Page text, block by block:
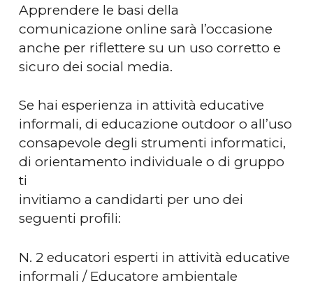
Apprendere le basi della
comunicazione online sarà l’occasione
anche per riflettere su un uso corretto e
sicuro dei social media.
Se hai esperienza in attività educative
informali, di educazione outdoor o all’uso
consapevole degli strumenti informatici,
di orientamento individuale o di gruppo
ti
invitiamo a candidarti per uno dei
seguenti profili:
N. 2 educatori esperti in attività educative
informali / Educatore ambientale